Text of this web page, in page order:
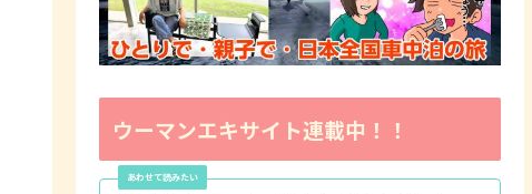
ウーマンエキサイト連載中！！